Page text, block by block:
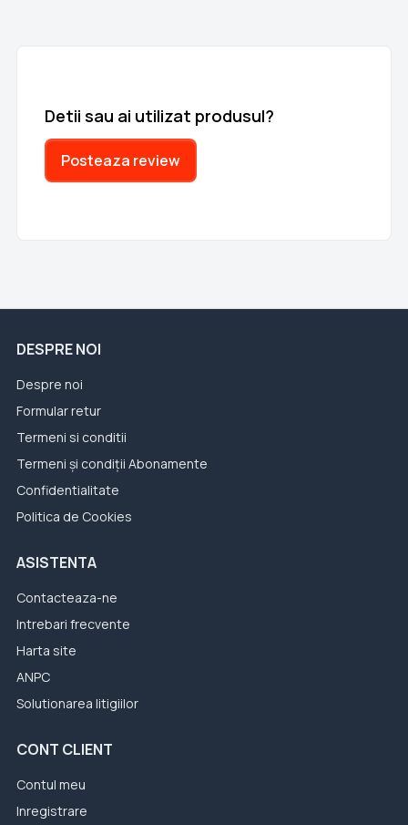
Detii sau ai utilizat produsul?
Posteaza review
DESPRE NOI
Despre noi
Formular retur
Termeni si conditii
Termeni și condiții Abonamente
Confidentialitate
Politica de Cookies
ASISTENTA
Contacteaza-ne
Intrebari frecvente
Harta site
ANPC
Solutionarea litigiilor
CONT CLIENT
Contul meu
Inregistrare